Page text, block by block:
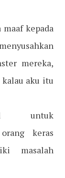
kepada
mereka,
aku itu
untuk
keras
masalah